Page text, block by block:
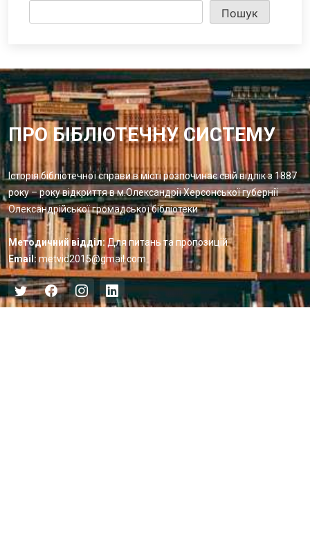
Пошук
ПРО БІБЛІОТЕЧНУ СИСТЕМУ
Історія бібліотечної справи в місті розпочинає свій відлік з 1887
року – року відкриття в м.Олександрії Херсонської губернії
Олександрійської громадської бібліотеки
Методичний відділ: Для питань та пропозицій
Email: metvid2015@gmail.com